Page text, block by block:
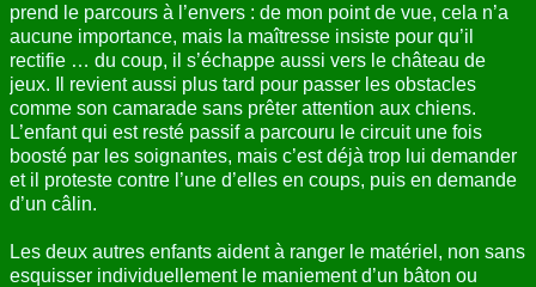
prend le parcours à l’envers : de mon point de vue, cela n’a
aucune importance, mais la maîtresse insiste pour qu’il
rectifie … du coup, il s’échappe aussi vers le château de
jeux. Il revient aussi plus tard pour passer les obstacles
comme son camarade sans prêter attention aux chiens.
L’enfant qui est resté passif a parcouru le circuit une fois
boosté par les soignantes, mais c’est déjà trop lui demander
et il proteste contre l’une d’elles en coups, puis en demande
d’un câlin.
Les deux autres enfants aident à ranger le matériel, non sans
esquisser individuellement le maniement d’un bâton ou